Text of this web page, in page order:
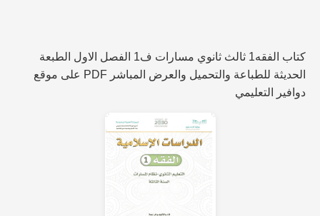
كتاب الفقه1 ثالث ثانوي مسارات ف1 الفصل الاول الطبعة
الحديثة للطباعة والتحميل والعرض المباشر PDF على موقع
دوافير التعليمي